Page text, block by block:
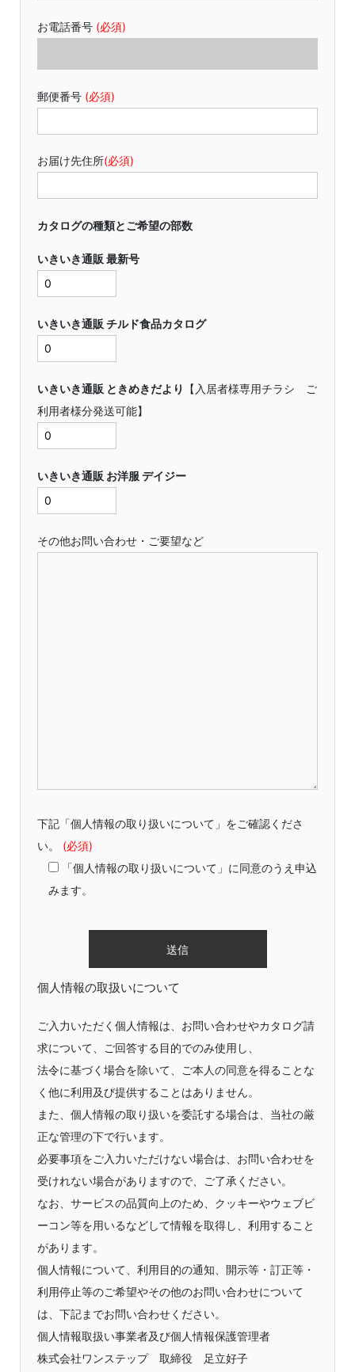
お電話番号 (必須)
郵便番号 (必須)
お届け先住所(必須)
カタログの種類とご希望の部数
いきいき通販 最新号
いきいき通販 チルド食品カタログ
いきいき通販 ときめきだより
【入居者様専用チラシ ご
利用者様分発送可能】
いきいき通販 お洋服 デイジー
その他お問い合わせ・ご要望など
下記「個人情報の取り扱いについて」をご確認くださ
い。 (必須)
「個人情報の取り扱いについて」に同意のうえ申込
みます。
個人情報の取扱いについて
ご入力いただく個人情報は、お問い合わせやカタログ請
求について、ご回答する目的でのみ使用し、
法令に基づく場合を除いて、ご本人の同意を得ることな
く他に利用及び提供することはありません。
また、個人情報の取り扱いを委託する場合は、当社の厳
正な管理の下で行います。
必要事項をご入力いただけない場合は、お問い合わせを
受けれない場合がありますので、ご了承ください。
なお、サービスの品質向上のため、クッキーやウェブビ
ーコン等を用いるなどして情報を取得し、利用すること
があります。
個人情報について、利用目的の通知、開示等・訂正等・
利用停止等のご希望やその他のお問い合わせについて
は、下記までお問い合わせください。
個人情報取扱い事業者及び個人情報保護管理者
株式会社ワンステップ 取締役 足立好子